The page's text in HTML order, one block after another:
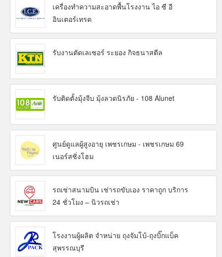
เครื่องทำความสะอาดพื้นโรงงาน ไอ ซี อี
อินเตอร์เทรด
รับงานตัดเลเซอร์ ระยอง กิจธนาสตีล
รับติดตั้งมุ้งจีบ มุ้งลวดนิรภัย - 108 Alunet
ศูนย์ดูแลผู้สูงอายุ เพชรเกษม - เพชรเกษม 69
เนอร์สซิ่งโฮม
รถเช่าสนามบิน เช่ารถขับเอง ราคาถูก บริการ
24 ชั่วโมง – นิวรถเช่า
โรงงานผู้ผลิต จำหน่าย ถุงจัมโบ้-ถุงบิ๊กแบ็ค
สุพรรณบุรี